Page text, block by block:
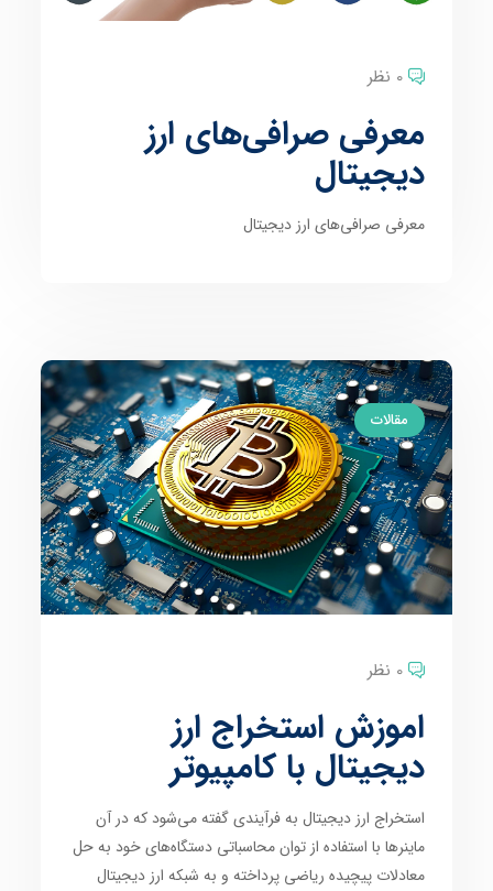
0 نظر
معرفی صرافی‌‌های ارز
دیجیتال
معرفی صرافی‌‌های ارز دیجیتال
مقالات
0 نظر
اموزش استخراج ارز
دیجیتال با کامپیوتر
استخراج ارز دیجیتال به فرآیندی گفته می‌شود که در آن
ماینرها با استفاده از توان محاسباتی دستگاه‌های خود به حل
معادلات پیچیده ریاضی پرداخته و به شبکه ارز دیجیتال